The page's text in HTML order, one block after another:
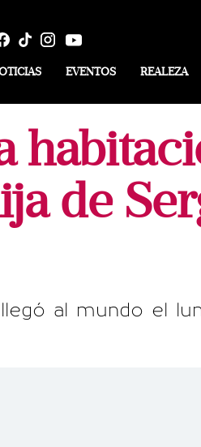
EVENTOS REALEZA
de
al mundo el